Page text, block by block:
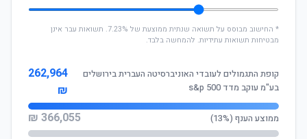
* החישוב מבוסס על תשואה שנתית ממוצעת של 7.23%. תשואות עבר אינן
מבטיחות תשואות עתידיות. להמחשה בלבד.
קופת התגמולים לעובדי האוניברסיטה העברית בירושלים
בע"מ עוקב מדד s&p 500
262,964
₪
ממוצע הענף (13%) 366,055 ₪